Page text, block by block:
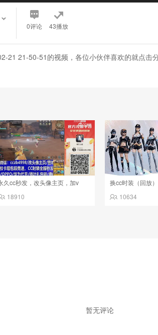
0评论 43播放
21 21-50-51的视频，各位小伙伴喜欢的就点击
久cc秒发，改头像主页，加v
18910
换cc时装（回放）
10634
暂无评论